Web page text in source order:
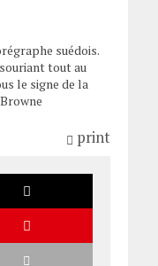
suédois.
tout au
le signe de la
print